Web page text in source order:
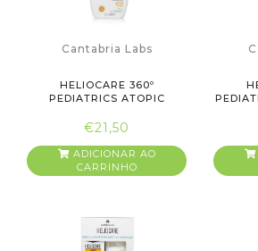
Cantabria Labs
HELIOCARE 360º
PEDIATRICS ATOPIC
€21,50
ADICIONAR AO
CARRINHO